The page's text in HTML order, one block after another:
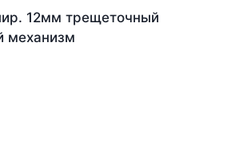
12мм трещеточный
механизм